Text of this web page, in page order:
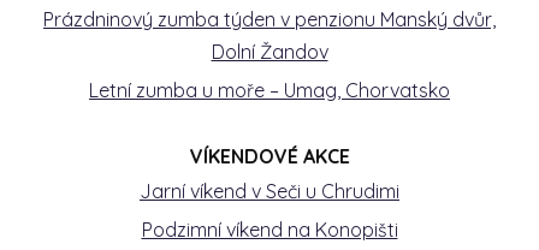
Prázdninový zumba týden v penzionu Manský dvůr,
Dolní Žandov
Letní zumba u moře – Umag, Chorvatsko
VÍKENDOVÉ AKCE
Jarní víkend v Seči u Chrudimi
Podzimní víkend na Konopišti